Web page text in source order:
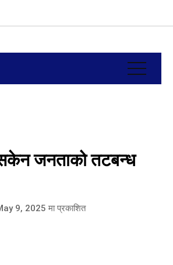
जनताको तटबन्ध
9, 2025 मा प्रकाशित